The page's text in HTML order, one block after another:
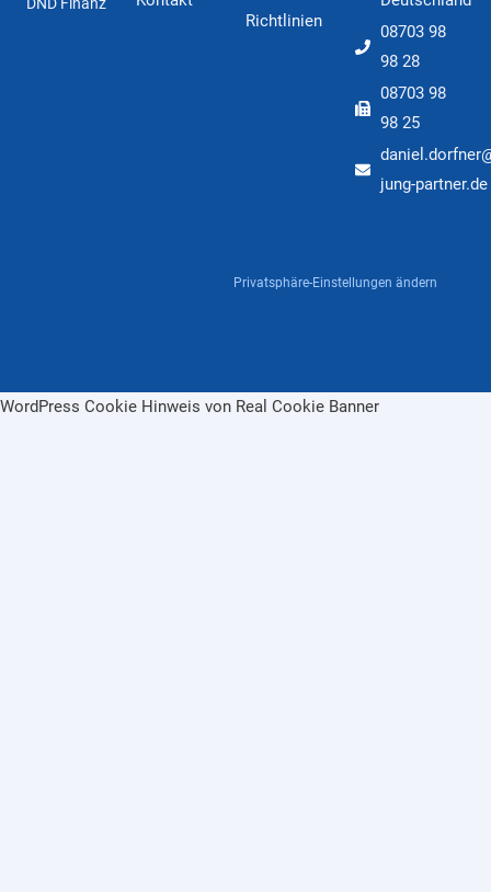
Richtlinien
08703 98
98 28
08703 98
98 25
jung-partner.de
Privatsphäre-Einstellungen ändern
WordPress Cookie Hinweis von Real Cookie Banner